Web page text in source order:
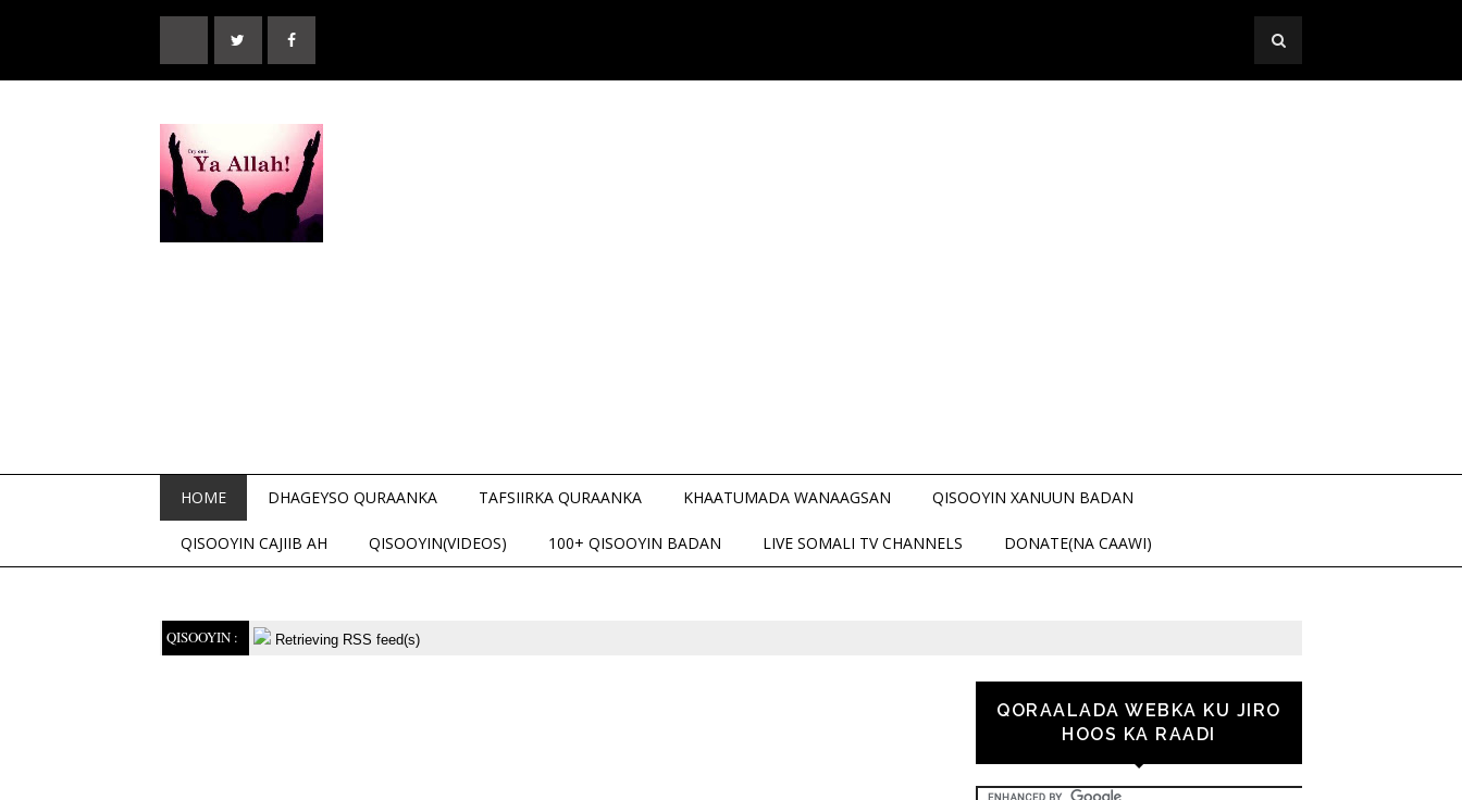
HOME DHAGEYSO QURAANKA TAFSIIRKA QURAANKA KHAATUMADA WANAAGSAN QISOOYIN XANUUN BADAN
QISOOYIN CAJIIB AH QISOOYIN(VIDEOS) 100+ QISOOYIN BADAN LIVE SOMALI TV CHANNELS DONATE(NA CAAWI)
QISOOYIN : Retrieving RSS feed(s)
QORAALADA WEBKA KU JIRO
HOOS KA RAADI